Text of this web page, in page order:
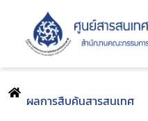
ผลการสืบค้นสารสนเทศ